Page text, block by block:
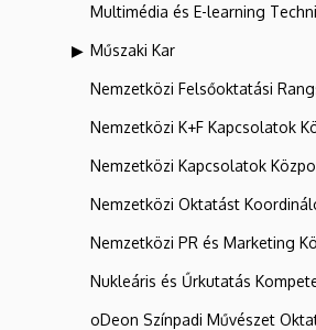
Multimédia és E-learning
Műszaki Kar
Nemzetközi Felsőoktatási
Nemzetközi K+F Kapcsolatok
Nemzetközi Kapcsolatok
Nemzetközi Oktatást
Nemzetközi PR és Marketing
Nukleáris és Űrkutatás
oDeon Színpadi Művészet